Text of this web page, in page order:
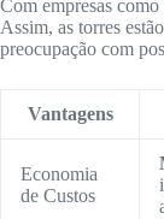
Com empresas
Assim, as torres
preocupação com
Vantagens
Economia
de Custos